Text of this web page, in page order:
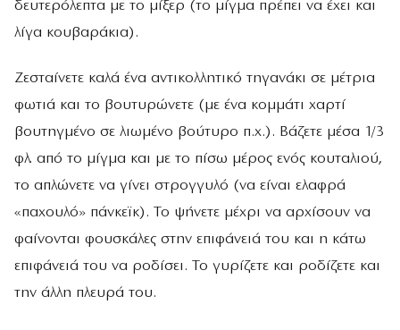
δευτερόλεπτα με το μίξερ (το μίγμα πρέπει να έχει και
λίγα κουβαράκια).
Ζεσταίνετε καλά ένα αντικολλητικό τηγανάκι σε μέτρια
φωτιά και το βουτυρώνετε (με ένα κομμάτι χαρτί
βουτηγμένο σε λιωμένο βούτυρο π.χ.). Βάζετε μέσα 1/3
φλ. από το μίγμα και με το πίσω μέρος ενός κουταλιού,
το απλώνετε να γίνει στρογγυλό (να είναι ελαφρά
«παχουλό» πάνκεϊκ). Το ψήνετε μέχρι να αρχίσουν να
φαίνονται φουσκάλες στην επιφάνειά του και η κάτω
επιφάνειά του να ροδίσει. Το γυρίζετε και ροδίζετε και
την άλλη πλευρά του.